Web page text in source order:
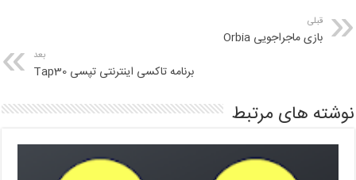
قبلی
بازی ماجراجویی Orbia
بعد
برنامه تاکسی اینترنتی تپسی Tap30
نوشته های مرتبط